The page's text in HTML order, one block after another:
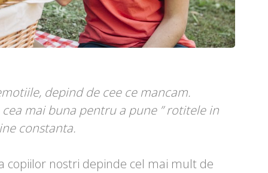
depind de cee ce mancam.
mai buna pentru a pune ” rotitele in
constanta.
copiilor nostri depinde cel mai mult de